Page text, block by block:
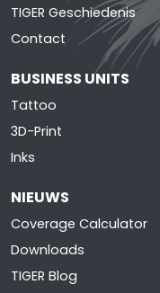
TIGER Geschiedenis
Contact
BUSINESS UNITS
Tattoo
3D-Print
Inks
NIEUWS
Coverage Calculator
Downloads
TIGER Blog